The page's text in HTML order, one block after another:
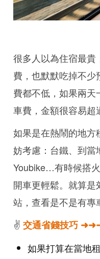
很多人以為住宿最貴
費，也默默吃掉不
費都不低，如果兩
車費，金額很容易超
如果是在熱鬧的地方
妨考慮：台鐵、到當
Youbike…有時候搭
開車更輕鬆。就算
站，查看是不是有專
✌️ 交通省錢技巧
如果打算在當地